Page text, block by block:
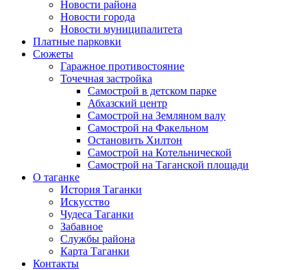
Новости района
Новости города
Новости муниципалитета
Платные парковки
Сюжеты
Гаражное противостояние
Точечная застройка
Самострой в детском парке
Абхазский центр
Самострой на Земляном валу
Самострой на Факельном
Остановить Хилтон
Самострой на Котельнической
Самострой на Таганской площади
О таганке
История Таганки
Искусство
Чудеса Таганки
Забавное
Службы района
Карта Таганки
Контакты